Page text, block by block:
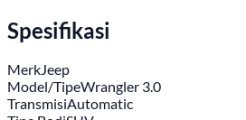
Spesifikasi
MerkJeep
Model/TipeWrangler 3.0
TransmisiAutomatic